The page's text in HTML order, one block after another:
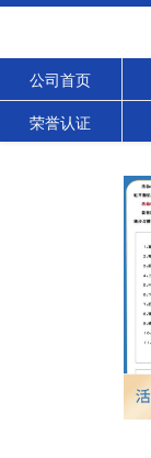
公司首页
荣誉认证